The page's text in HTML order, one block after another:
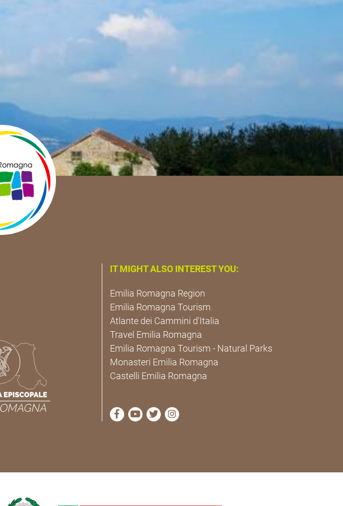
IT MIGHT ALSO INTEREST YOU:
Emilia Romagna Region
Emilia Romagna Tourism
Atlante dei Cammini d'Italia
Travel Emilia Romagna
Emilia Romagna Tourism - Natural Parks
Monasteri Emilia Romagna
Castelli Emilia Romagna
visit Cammini Emilia-Romagna Facebook profile page
visit Cammini Emilia-Romagna YouTube profile
visit Cammini Emilia-Romagna Twitter profile
visit Cammini Emilia-Romagna